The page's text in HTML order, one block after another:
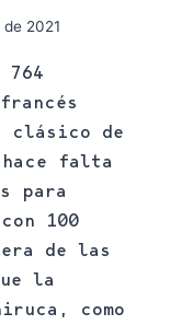
2021
764
clásico de
falta
para
100
de las
la
como